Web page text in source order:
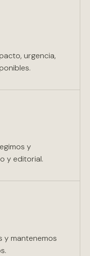
urgencia,
y
y editorial.
y mantenemos